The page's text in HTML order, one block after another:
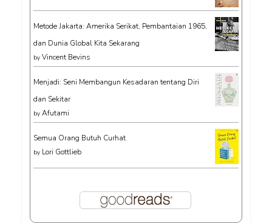
Metode Jakarta: Amerika Serikat, Pembantaian 1965,
dan Dunia Global Kita Sekarang
by Vincent Bevins
Menjadi: Seni Membangun Kesadaran tentang Diri
dan Sekitar
by Afutami
Semua Orang Butuh Curhat
by Lori Gottlieb